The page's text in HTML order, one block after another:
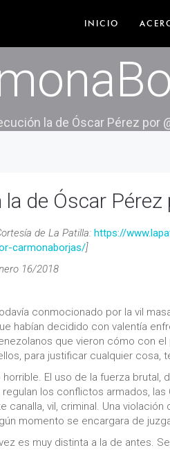
INICIO
la de Óscar Pérez por
la de Óscar
de La Patilla: https://
carmonaborjas/]
16/2018
conmocionado por la vil
habían decidido con valentía
que vieron cómo con
para justificar cualquier cosa,
El uso de la fuerza
los conflictos armados,
canalla, vil, criminal. Una
momento se encargara de
es muy distinta a la de antes.